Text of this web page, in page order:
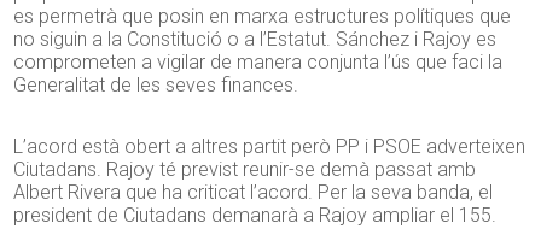
es permetrà que posin en marxa estructures polítiques que
no siguin a la Constitució o a l’Estatut. Sánchez i Rajoy es
comprometen a vigilar de manera conjunta l’ús que faci la
Generalitat de les seves finances.
L’acord està obert a altres partit però PP i PSOE adverteixen
Ciutadans. Rajoy té previst reunir-se demà passat amb
Albert Rivera que ha criticat l’acord. Per la seva banda, el
president de Ciutadans demanarà a Rajoy ampliar el 155.